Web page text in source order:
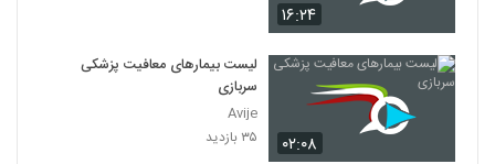
۱۶:۲۴
۰۲:۰۸
لیست بیمارهای معافیت پزشکی
سربازی
Avije
۳۵ بازدید